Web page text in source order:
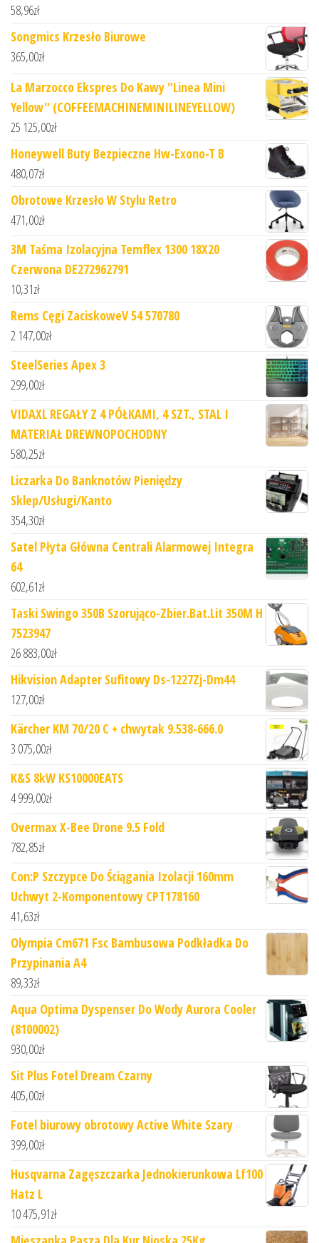
58,96zł
Songmics Krzesło Biurowe
365,00zł
La Marzocco Ekspres Do Kawy "Linea Mini
Yellow" (COFFEEMACHINEMINILINEYELLOW)
25 125,00zł
Honeywell Buty Bezpieczne Hw-Exono-T B
480,07zł
Obrotowe Krzesło W Stylu Retro
471,00zł
3M Taśma Izolacyjna Temflex 1300 18X20
Czerwona DE272962791
10,31zł
Rems Cęgi ZaciskoweV 54 570780
2 147,00zł
SteelSeries Apex 3
299,00zł
VIDAXL REGAŁY Z 4 PÓŁKAMI, 4 SZT., STAL I
MATERIAŁ DREWNOPOCHODNY
580,25zł
Liczarka Do Banknotów Pieniędzy
Sklep/Usługi/Kanto
354,30zł
Satel Płyta Główna Centrali Alarmowej Integra
64
602,61zł
Taski Swingo 350B Szorująco-Zbier.Bat.Lit 350M H
7523947
26 883,00zł
Hikvision Adapter Sufitowy Ds-1227Zj-Dm44
127,00zł
Kärcher KM 70/20 C + chwytak 9.538-666.0
3 075,00zł
K&S 8kW KS10000EATS
4 999,00zł
Overmax X-Bee Drone 9.5 Fold
782,85zł
Con:P Szczypce Do Ściągania Izolacji 160mm
Uchwyt 2-Komponentowy CPT178160
41,63zł
Olympia Cm671 Fsc Bambusowa Podkładka Do
Przypinania A4
89,33zł
Aqua Optima Dyspenser Do Wody Aurora Cooler
(8100002)
930,00zł
Sit Plus Fotel Dream Czarny
405,00zł
Fotel biurowy obrotowy Active White Szary
399,00zł
Husqvarna Zagęszczarka Jednokierunkowa Lf100
Hatz L
10 475,91zł